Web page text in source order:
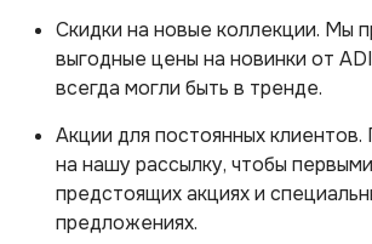
Скидки на новые коллекции. Мы
выгодные цены на новинки от
всегда могли быть в тренде.
Акции для постоянных
на нашу рассылку, чтобы
предстоящих акциях и
предложениях.